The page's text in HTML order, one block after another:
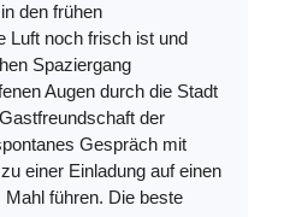
den frühen
Luft noch frisch ist und
Spaziergang
Augen durch die Stadt
der
Gespräch mit
einer Einladung auf einen
Mahl führen. Die beste